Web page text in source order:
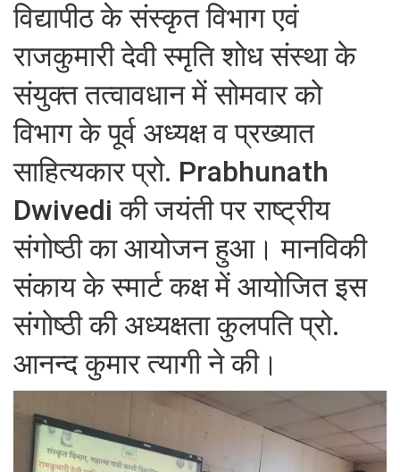
विद्यापीठ के संस्कृत विभाग एवं
राजकुमारी देवी स्मृति शोध संस्था के
संयुक्त तत्वावधान में सोमवार को
विभाग के पूर्व अध्यक्ष व प्रख्यात
साहित्यकार प्रो. Prabhunath
Dwivedi की जयंती पर राष्ट्रीय
संगोष्ठी का आयोजन हुआ। मानविकी
संकाय के स्मार्ट कक्ष में आयोजित इस
संगोष्ठी की अध्यक्षता कुलपति प्रो.
आनन्द कुमार त्यागी ने की।